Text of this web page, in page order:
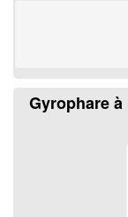
Gyrophare à